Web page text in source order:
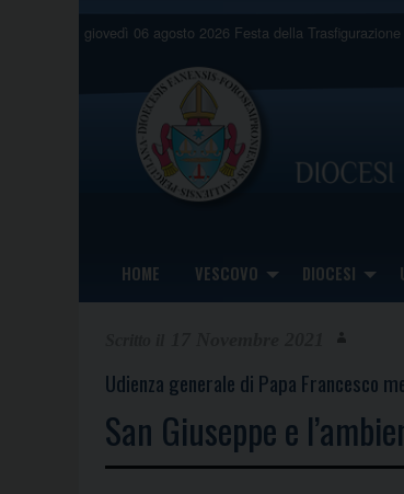
giovedì 06 agosto 2026 Festa della
HOME VESCOVO DIOCESI
Udienza generale di Papa Francesco
San Giuseppe e